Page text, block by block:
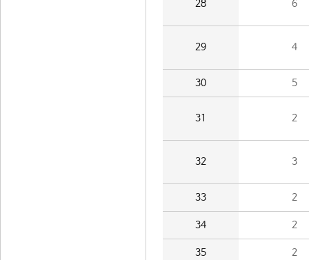
28 6
29 4
30 5
31 2
32 3
33 2
34 2
35 2